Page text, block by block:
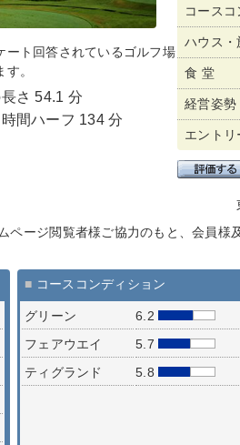
ート回答されているゴルフ場
。
さ 54.1 分
間ハーフ 134 分
コース
ハウス・
食 堂
経営姿勢
エントリ
ページ閲覧者様ご協力のもと、会員
■ コースコンディション
グリーン
6.2
フェアウエイ
5.7
ティグランド
5.8